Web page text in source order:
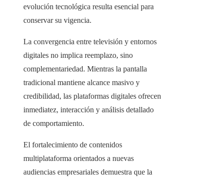
evolución tecnológica resulta esencial para
conservar su vigencia.
La convergencia entre televisión y entornos
digitales no implica reemplazo, sino
complementariedad. Mientras la pantalla
tradicional mantiene alcance masivo y
credibilidad, las plataformas digitales ofrecen
inmediatez, interacción y análisis detallado
de comportamiento.
El fortalecimiento de contenidos
multiplataforma orientados a nuevas
audiencias empresariales demuestra que la